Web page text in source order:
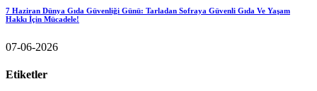
7 Haziran Dünya Gıda Güvenliği Günü: Tarladan Sofraya Güvenli Gıda Ve Yaşam
Hakkı İçin Mücadele!
07-06-2026
Etiketler